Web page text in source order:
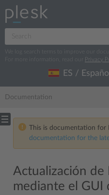
We log search terms to improve our
For more information, read our
Privacy
ES / Español
Documentation
This is documentation for
documentation for the
Actualización de
mediante el GUI